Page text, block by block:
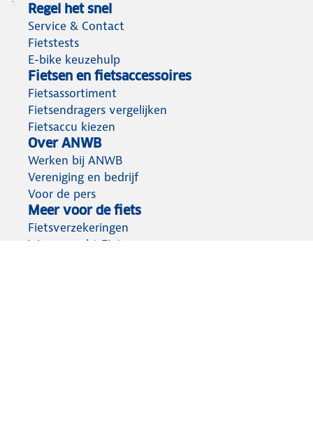
Regel het snel
Service & Contact
Fietstests
E-bike keuzehulp
Fietsen en fietsaccessoires
Fietsassortiment
Fietsendragers vergelijken
Fietsaccu kiezen
Over ANWB
Werken bij ANWB
Vereniging en bedrijf
Voor de pers
Meer voor de fiets
Fietsverzekeringen
Wegenwacht Fiets